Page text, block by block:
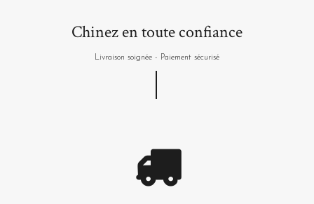
Chinez en toute confiance
Livraison soignée - Paiement sécurisé